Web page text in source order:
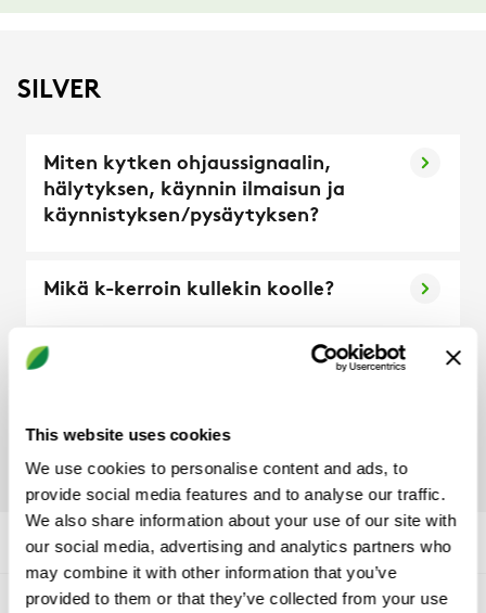
This website uses cookies
We use cookies to personalise content and ads, to
provide social media features and to analyse our traffic.
We also share information about your use of our site with
our social media, advertising and analytics partners who
may combine it with other information that you’ve
provided to them or that they’ve collected from your use
SILVER
Miten kytken ohjaussignaalin,
hälytyksen, käynnin ilmaisun ja
käynnistyksen/pysäytyksen?
Mikä k-kerroin kullekin koolle?
Miten kytken mittausletkut